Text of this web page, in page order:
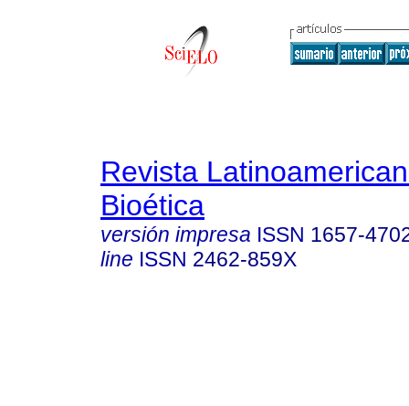
Revista
Bioética
versión impresa ISSN 1657-
line ISSN 2462-859X